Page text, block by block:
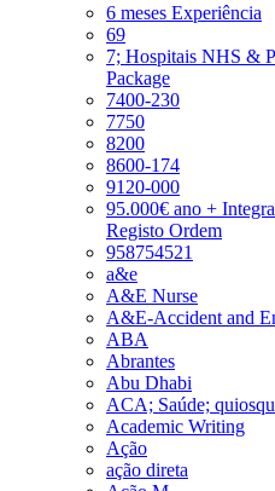
6 meses Experiência
69
7; Hospitais NHS &
Package
7400-230
7750
8200
8600-174
9120-000
95.000€ ano +
Registo Ordem
958754521
a&e
A&E Nurse
A&E-Accident and
ABA
Abrantes
Abu Dhabi
ACA; Saúde;
Academic Writing
Ação
ação direta